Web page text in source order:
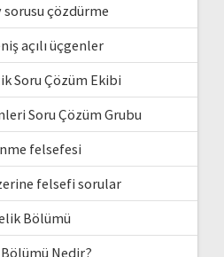
sorusu çözdürme
açılı üçgenler
Soru Çözüm Ekibi
Soru Çözüm Grubu
felsefesi
felsefi sorular
Bölümü
Nedir?